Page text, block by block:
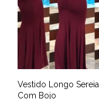
Vestido Longo Sereia
Com Bojo